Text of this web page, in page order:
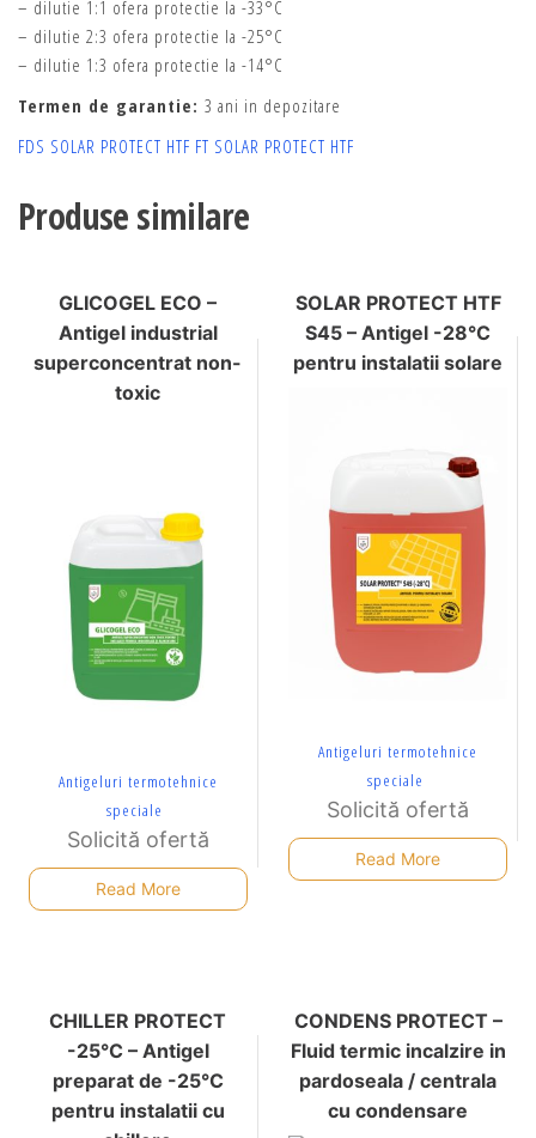
– dilutie 1:1 ofera protectie la -33°C
– dilutie 2:3 ofera protectie la -25°C
– dilutie 1:3 ofera protectie la -14°C
Termen de garantie: 3 ani in depozitare
FDS SOLAR PROTECT HTF FT SOLAR PROTECT HTF
Produse similare
GLICOGEL ECO –
Antigel industrial
superconcentrat non-
toxic
Antigeluri termotehnice
speciale
Solicită ofertă
Read More
SOLAR PROTECT HTF
S45 – Antigel -28°C
pentru instalatii solare
Antigeluri termotehnice
speciale
Solicită ofertă
Read More
CHILLER PROTECT
-25°C – Antigel
preparat de -25°C
pentru instalatii cu
CONDENS PROTECT –
Fluid termic incalzire in
pardoseala / centrala
cu condensare